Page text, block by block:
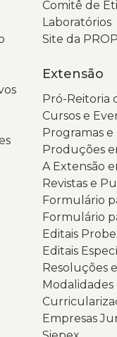
Comitê de
Laboratórios
Site da
Extensão
Pró-Reitoria
Cursos e
Programas
Produções
A Extensão
Revistas e
Formulário
Formulário
Editais
Editais
Resoluções
Modalidades
Empresas